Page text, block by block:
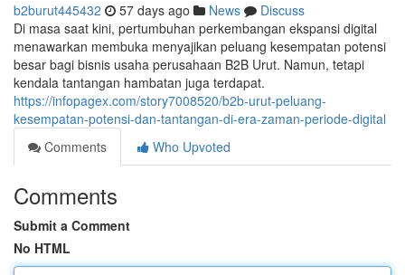
b2burut445432 57 days ago News
Discuss
Di masa saat kini, pertumbuhan perkembangan ekspansi digital
menawarkan membuka menyajikan peluang kesempatan potensi
besar bagi bisnis usaha perusahaan B2B Urut. Namun, tetapi
kendala tantangan hambatan juga terdapat.
https://infopagex.com/story7008520/b2b-urut-peluang-
kesempatan-potensi-dan-tantangan-di-era-zaman-periode-digital
Comments
Who Upvoted
Comments
Submit a Comment
No HTML